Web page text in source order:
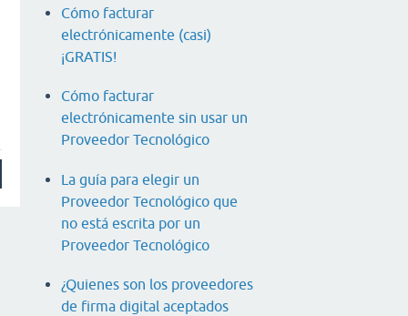
Cómo facturar
electrónicamente (casi)
¡GRATIS!
Cómo facturar
electrónicamente sin usar un
Proveedor Tecnológico
La guía para elegir un
Proveedor Tecnológico que
no está escrita por un
Proveedor Tecnológico
¿Quienes son los proveedores
de firma digital aceptados